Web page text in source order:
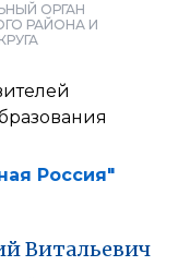
ОРГАН
РАЙОНА И
Россия"
Витальевич